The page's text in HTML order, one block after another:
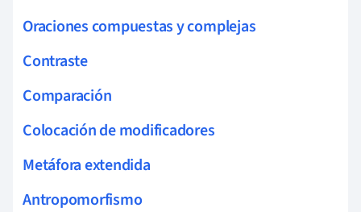
Oraciones compuestas y complejas
Contraste
Comparación
Colocación de modificadores
Metáfora extendida
Antropomorfismo